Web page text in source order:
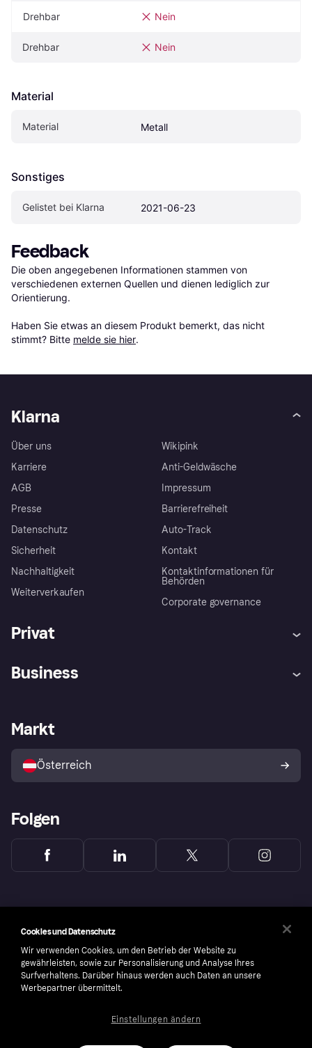
Drehbar Nein
Drehbar Nein
Material
Material Metall
Sonstiges
Gelistet bei Klarna 2021-06-23
Feedback
Die oben angegebenen Informationen stammen von
verschiedenen externen Quellen und dienen lediglich zur
Orientierung.
Haben Sie etwas an diesem Produkt bemerkt, das nicht
stimmt? Bitte melde sie hier.
Klarna
Über uns
Karriere
AGB
Presse
Datenschutz
Sicherheit
Nachhaltigkeit
Weiterverkaufen
Wikipink
Anti-Geldwäsche
Impressum
Barrierefreiheit
Auto-Track
Kontakt
Kontaktinformationen für
Behörden
Corporate governance
Privat
Shops entdecken
Business
Händlerportal
Markt
Österreich
Folgen
Cookies und Datenschutz
Wir verwenden Cookies, um den Betrieb der Website zu
gewährleisten, sowie zur Personalisierung und Analyse Ihres
Surfverhaltens. Darüber hinaus werden auch Daten an unsere
Werbepartner übermittelt.
Einstellungen ändern